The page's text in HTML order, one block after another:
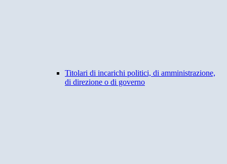
Titolari di incarichi politici, di amministrazione,
di direzione o di governo